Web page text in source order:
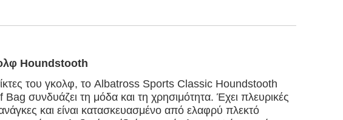
Houndstooth
του γκολφ, το Albatross Sports Classic Houndstooth
συνδυάζει τη μόδα και τη χρησιμότητα. Έχει πλευρικές
και είναι κατασκευασμένο από ελαφρύ πλεκτό